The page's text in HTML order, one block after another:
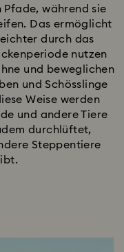
während sie
Das ermöglicht
durch das
nutzen
und beweglichen
und Schösslinge
Weise werden
und andere Tiere
durchlüftet,
Steppentiere